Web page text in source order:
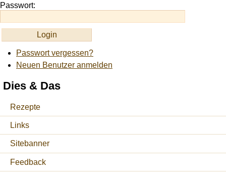
Passwort:
Passwort vergessen?
Neuen Benutzer anmelden
Dies & Das
Rezepte
Links
Sitebanner
Feedback